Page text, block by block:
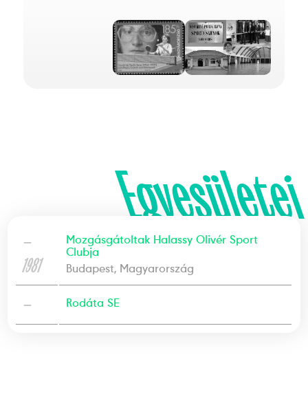
Egyesületei
—
1981
Mozgásgátoltak Halassy Olivér Sport
Clubja
Budapest, Magyarország
— Rodáta SE